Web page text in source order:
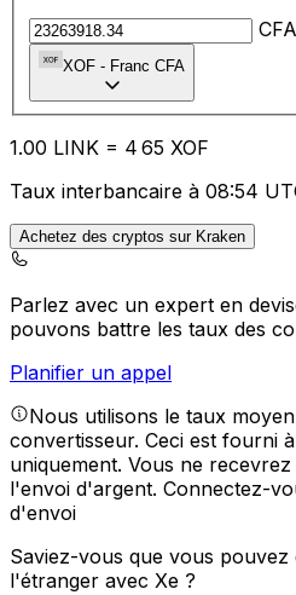
CFA
XOF - Franc CFA
1.00 LINK = 4 65 XOF
Taux interbancaire à 08:54
Achetez des cryptos sur Kraken
Parlez avec un expert en
pouvons battre les taux des
Planifier un appel
Nous utilisons le taux
convertisseur. Ceci est fourni
uniquement. Vous ne
l'envoi d'argent. Connectez-
d'envoi
Saviez-vous que vous
l'étranger avec Xe ?